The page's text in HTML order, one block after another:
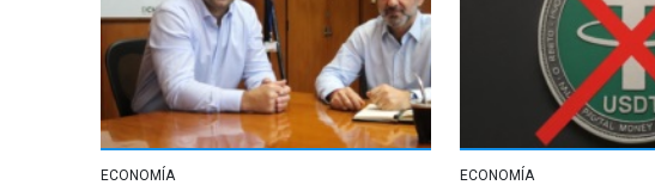
ECONOMÍA ECONOMÍA